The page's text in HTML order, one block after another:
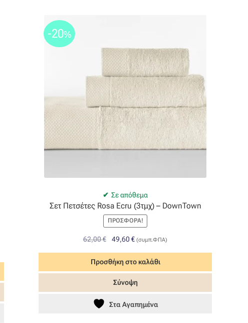
Σε απόθεμα
-20%
Σετ Πετσέτες Rosa Ecru (3τμχ) – DownTown
ΠΡΟΣΦΟΡΆ!
62,00€
Original
was:
62,00 €.
49,60€Η
τιμή
είναι:
49,60 €.
(συμπ.ΦΠΑ)
Προσθήκη στο καλάθι
Σύνοψη
Στα Αγαπημένα